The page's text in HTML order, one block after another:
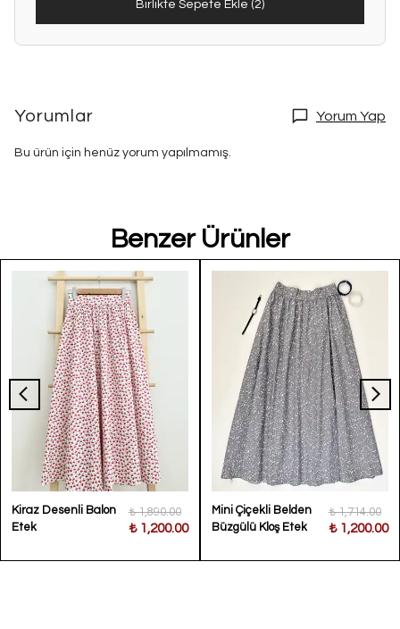
Birlikte Sepete Ekle (2)
Yorumlar Yorum Yap
Bu ürün için henüz yorum yapılmamış.
Benzer Ürünler
Kiraz Desenli Balon
Etek
₺ 1,890.00
₺ 1,200.00
Mini Çiçekli Belden
Büzgülü Kloş Etek
₺ 1,714.00
₺ 1,200.00